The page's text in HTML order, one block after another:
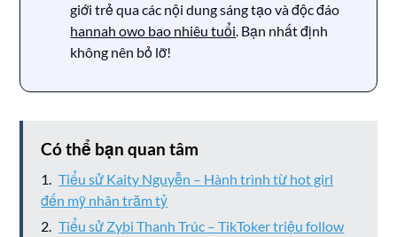
giới trẻ qua các nội dung sáng tạo và độc đáo
hannah owo bao nhiêu tuổi. Bạn nhất định
không nên bỏ lỡ!
Có thể bạn quan tâm
Tiểu sử Kaity Nguyễn – Hành trình từ hot girl
đến mỹ nhân trăm tỷ
Tiểu sử Zybi Thanh Trúc – TikToker triệu follow